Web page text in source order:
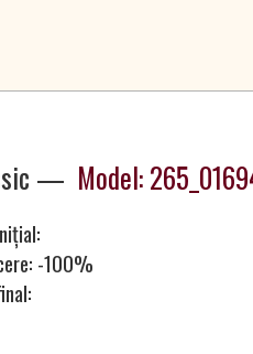
— Model:
-100%